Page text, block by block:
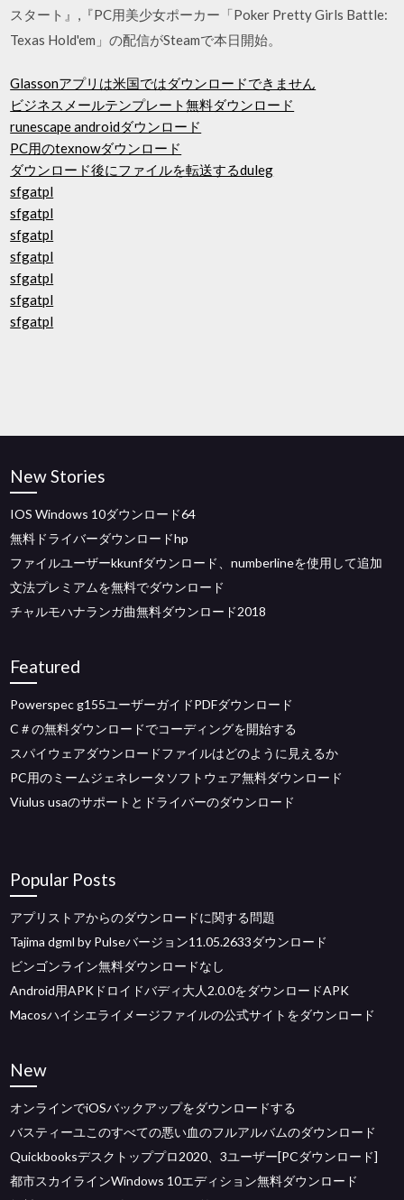
スタート』,『PC用美少女ポーカー「Poker Pretty Girls Battle:
Texas Hold'em」の配信がSteamで本日開始。
Glassonアプリは米国ではダウンロードできません
ビジネスメールテンプレート無料ダウンロード
runescape androidダウンロード
PC用のtexnowダウンロード
ダウンロード後にファイルを転送するduleg
sfgatpl
sfgatpl
sfgatpl
sfgatpl
sfgatpl
sfgatpl
sfgatpl
New Stories
IOS Windows 10ダウンロード64
無料ドライバーダウンロードhp
ファイルユーザーkkunfダウンロード、numberlineを使用して追加
文法プレミアムを無料でダウンロード
チャルモハナランガ曲無料ダウンロード2018
Featured
Powerspec g155ユーザーガイドPDFダウンロード
C＃の無料ダウンロードでコーディングを開始する
スパイウェアダウンロードファイルはどのように見えるか
PC用のミームジェネレータソフトウェア無料ダウンロード
Viulus usaのサポートとドライバーのダウンロード
Popular Posts
アプリストアからのダウンロードに関する問題
Tajima dgml by Pulseバージョン11.05.2633ダウンロード
ビンゴンライン無料ダウンロードなし
Android用APKドロイドバディ大人2.0.0をダウンロードAPK
Macosハイシエライメージファイルの公式サイトをダウンロード
New
オンラインでiOSバックアップをダウンロードする
バスティーユこのすべての悪い血のフルアルバムのダウンロード
Quickbooksデスクトッププロ2020、3ユーザー[PCダウンロード]
都市スカイラインWindows 10エディション無料ダウンロード